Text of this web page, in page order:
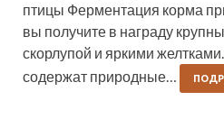
птицы Ферментация корма
вы получите в награду
скорлупой и яркими
содержат природные…